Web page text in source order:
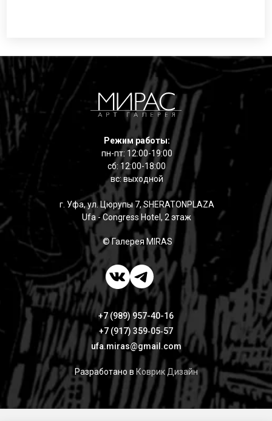
Режим работы:
пн-пт: 12:00-19:00
сб: 12:00-18:00
вс: выходной
г. Уфа, ул. Цюрупы 7, SHERATONPLAZA
Ufa - Congress Hotel, 2 этаж
© Галерея MIRAS
Разработано в Коврик Дизайн
+7 (989) 957-40-16
+7 (917) 359‑05‑57
ufa.miras@gmail.com